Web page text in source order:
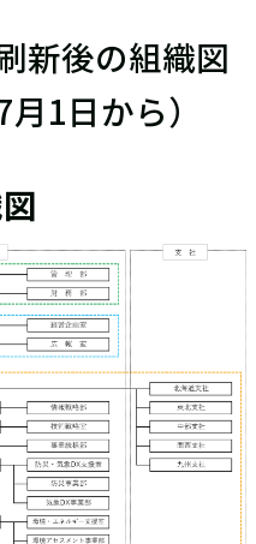
新後の組織図
1日から）